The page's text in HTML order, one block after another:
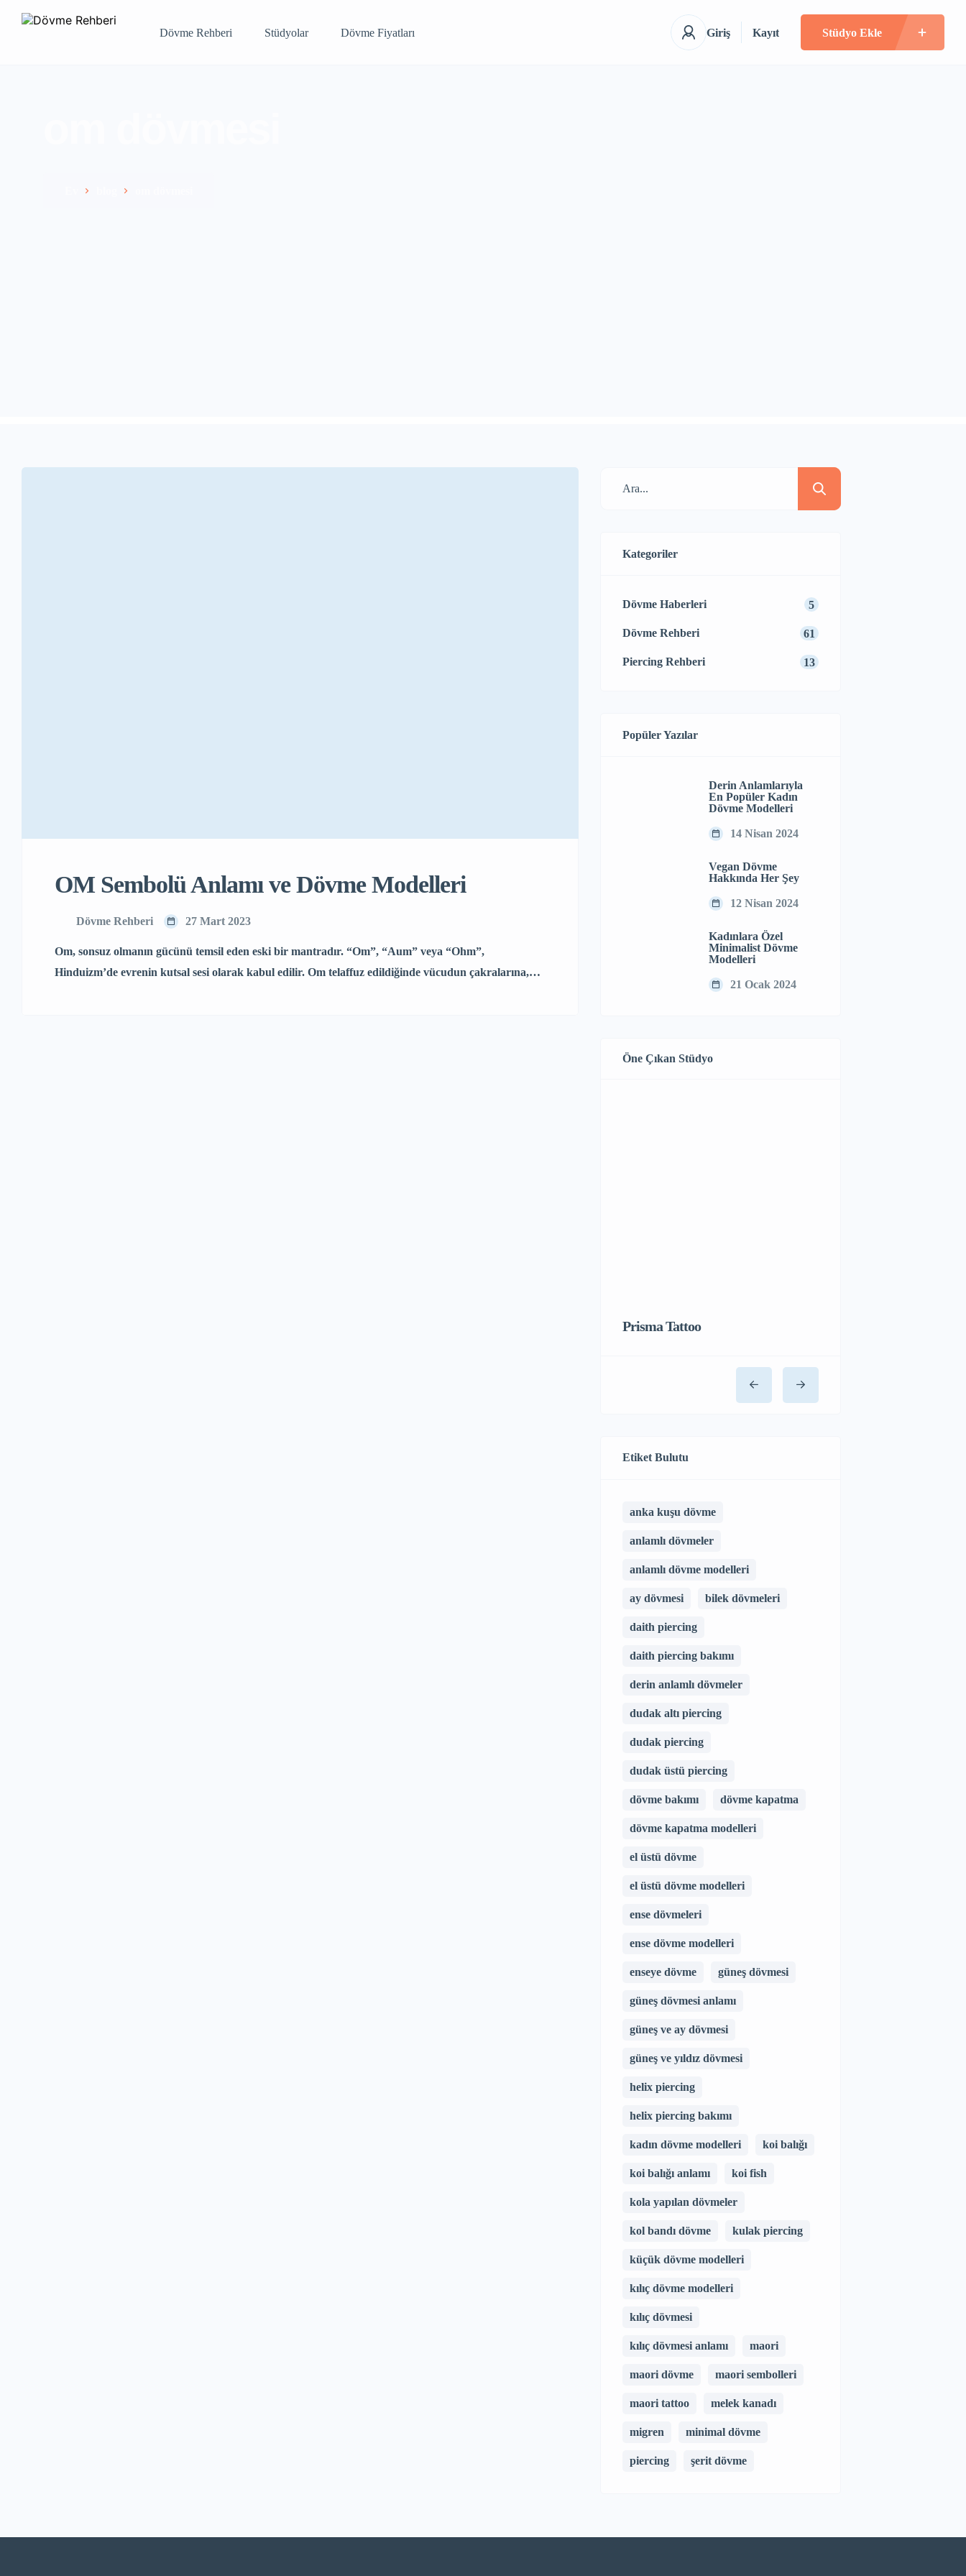
Dövme Rehberi Stüdyolar Dövme Fiyatları Giriş Kayıt Stüdyo Ekle
OM Sembolü Anlamı ve Dövme Modelleri
Dövme Rehberi 27 Mart 2023
Om, sonsuz olmanın gücünü temsil eden eski bir mantradır. “Om”, “Aum” veya “Ohm”,
Hinduizm’de evrenin kutsal sesi olarak kabul edilir. Om telaffuz edildiğinde vücudun çakralarına,
Kategoriler
Dövme Haberleri 5
Dövme Rehberi 61
Piercing Rehberi 13
Popüler Yazılar
Derin Anlamlarıyla
En Popüler Kadın
Dövme Modelleri
14 Nisan 2024
Vegan Dövme
Hakkında Her Şey
12 Nisan 2024
Kadınlara Özel
Minimalist Dövme
Modelleri
21 Ocak 2024
Öne Çıkan Stüdyo
Prisma Tattoo
Etiket Bulutu
anka kuşu dövme
anlamlı dövmeler
anlamlı dövme modelleri
ay dövmesi bilek dövmeleri
daith piercing
daith piercing bakımı
derin anlamlı dövmeler
dudak altı piercing
dudak piercing
dudak üstü piercing
dövme bakımı dövme kapatma
dövme kapatma modelleri
el üstü dövme
el üstü dövme modelleri
ense dövmeleri
ense dövme modelleri
enseye dövme güneş dövmesi
güneş dövmesi anlamı
güneş ve ay dövmesi
güneş ve yıldız dövmesi
helix piercing
helix piercing bakımı
kadın dövme modelleri koi balığı
koi balığı anlamı koi fish
kola yapılan dövmeler
kol bandı dövme kulak piercing
küçük dövme modelleri
kılıç dövme modelleri
kılıç dövmesi
kılıç dövmesi anlamı maori
maori dövme maori sembolleri
maori tattoo melek kanadı
migren minimal dövme
piercing şerit dövme